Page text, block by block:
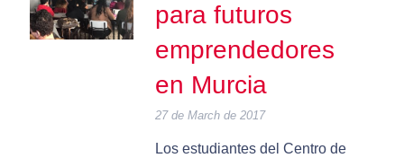
para futuros
emprendedores
en Murcia
27 de March de 2017
Los estudiantes del Centro de